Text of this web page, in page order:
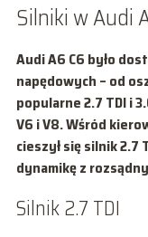
Silniki w Audi
Audi A6 C6 było
napędowych – od
popularne2.7 TDIi
V6 i V8. Wśród
cieszył się silnik2.7
dynamikę z
Silnik 2.7 TDI